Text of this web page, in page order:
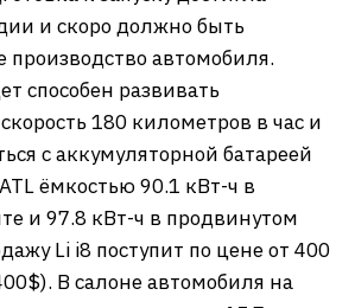
и скоро должно быть
производство автомобиля.
способен развивать
180 километров в час и
с аккумуляторной батареей
ёмкостью 90.1 кВт-ч в
и 97.8 кВт-ч в продвинутом
Li i8 поступит по цене от 400
В салоне автомобиля на